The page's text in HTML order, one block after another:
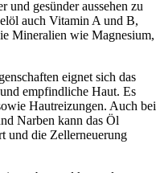
und gesünder aussehen zu
auch Vitamin A und B,
Mineralien wie Magnesium,
eignet sich das
empfindliche Haut. Es
Hautreizungen. Auch bei
Narben kann das Öl
und die Zellerneuerung